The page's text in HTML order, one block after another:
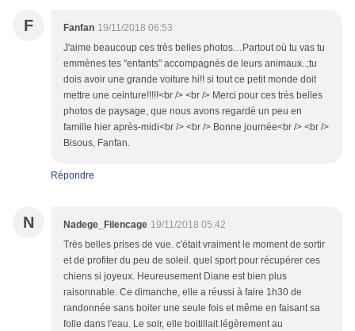
F Fanfan 19/11/2018 06:53
J'aime beaucoup ces très belles photos…Partout où tu vas tu
emmènes tes "enfants" accompagnés de leurs animaux..;tu
dois avoir une grande voiture hi!! si tout ce petit monde doit
mettre une ceinture!!!!!<br /> <br /> Merci pour ces très belles
photos de paysage, que nous avons regardé un peu en
famille hier après-midi<br /> <br /> Bonne journée<br /> <br />
Bisous, Fanfan.
Répondre
N Nadege_Filencage 19/11/2018 05:42
Très belles prises de vue. c'était vraiment le moment de sortir
et de profiter du peu de soleil. quel sport pour récupérer ces
chiens si joyeux. Heureusement Diane est bien plus
raisonnable. Ce dimanche, elle a réussi à faire 1h30 de
randonnée sans boiter une seule fois et même en faisant sa
folle dans l'eau. Le soir, elle boitillait légèrement au